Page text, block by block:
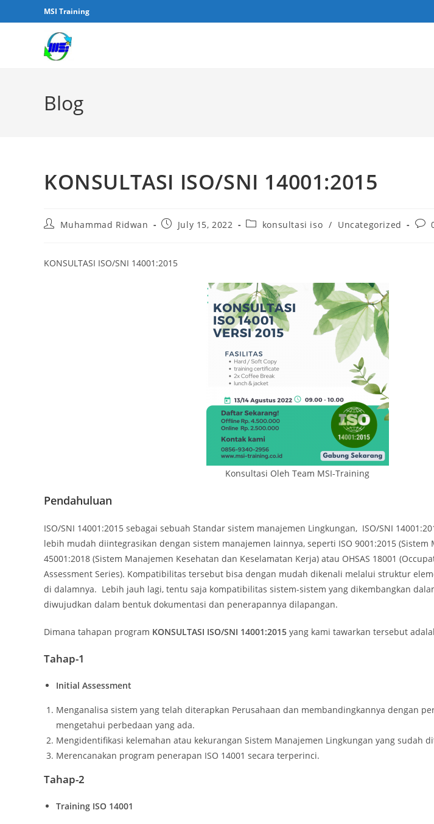
MSI Training
Blog
KONSULTASI ISO/SNI 14001:2015
Muhammad Ridwan July 15, 2022 konsultasi iso / Uncategorized
KONSULTASI ISO/SNI 14001:2015
Konsultasi Oleh Team MSI-Training
Pendahuluan
ISO/SNI 14001:2015 sebagai sebuah Standar sistem manajemen Lingkungan, ISO/SNI
lebih mudah diintegrasikan dengan sistem manajemen lainnya, seperti ISO 9001:2015 (Sistem
45001:2018 (Sistem Manajemen Kesehatan dan Keselamatan Kerja) atau OHSAS 18001
Assessment Series). Kompatibilitas tersebut bisa dengan mudah dikenali melalui struktur
di dalamnya. Lebih jauh lagi, tentu saja kompatibilitas sistem-sistem yang dikembangkan
diwujudkan dalam bentuk dokumentasi dan penerapannya dilapangan.
Dimana tahapan program KONSULTASI ISO/SNI 14001:2015 yang kami tawarkan tersebut
Tahap-1
Initial Assessment
Menganalisa sistem yang telah diterapkan Perusahaan dan membandingkannya dengan
mengetahui perbedaan yang ada.
Mengidentifikasi kelemahan atau kekurangan Sistem Manajemen Lingkungan yang sudah
Merencanakan program penerapan ISO 14001 secara terperinci.
Tahap-2
Training ISO 14001